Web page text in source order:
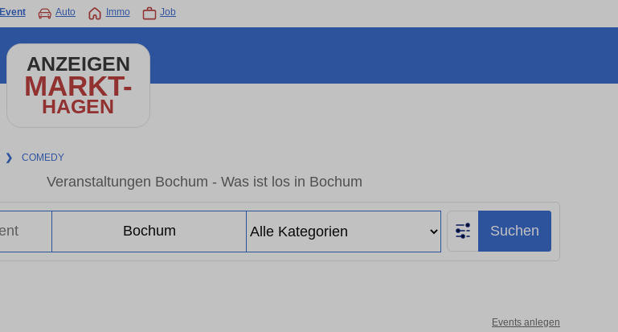
Event Auto Immo Job
ANZEIGEN
MARKT-
HAGEN
❯ COMEDY
Veranstaltungen Bochum - Was ist los in Bochum
Suchen
Events anlegen